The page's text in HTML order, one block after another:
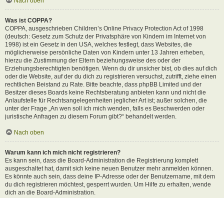
Was ist COPPA?
COPPA, ausgeschrieben Children’s Online Privacy Protection Act of 1998
(deutsch: Gesetz zum Schutz der Privatsphäre von Kindern im Internet von
1998) ist ein Gesetz in den USA, welches festlegt, dass Websites, die
möglicherweise persönliche Daten von Kindern unter 13 Jahren erheben,
hierzu die Zustimmung der Eltern beziehungsweise des oder der
Erziehungsberechtigten benötigen. Wenn du dir unsicher bist, ob dies auf dich
oder die Website, auf der du dich zu registrieren versuchst, zutrifft, ziehe einen
rechtlichen Beistand zu Rate. Bitte beachte, dass phpBB Limited und der
Besitzer dieses Boards keine Rechtsberatung anbieten kann und nicht die
Anlaufstelle für Rechtsangelegenheiten jeglicher Art ist; außer solchen, die
unter der Frage „An wen soll ich mich wenden, falls es Beschwerden oder
juristische Anfragen zu diesem Forum gibt?“ behandelt werden.
Nach oben
Warum kann ich mich nicht registrieren?
Es kann sein, dass die Board-Administration die Registrierung komplett
ausgeschaltet hat, damit sich keine neuen Benutzer mehr anmelden können.
Es könnte auch sein, dass deine IP-Adresse oder der Benutzername, mit dem
du dich registrieren möchtest, gesperrt wurden. Um Hilfe zu erhalten, wende
dich an die Board-Administration.